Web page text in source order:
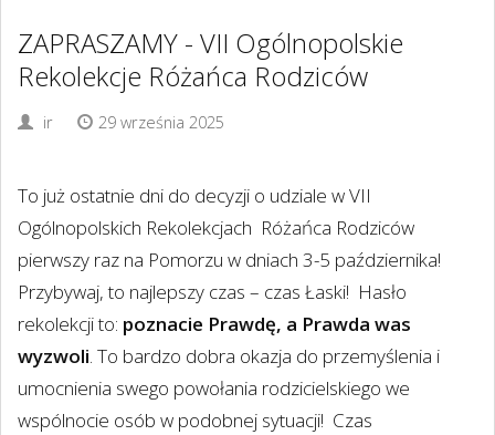
ZAPRASZAMY - VII Ogólnopolskie
Rekolekcje Różańca Rodziców
ir 29 września 2025
To już ostatnie dni do decyzji o udziale w VII
Ogólnopolskich Rekolekcjach Różańca Rodziców
pierwszy raz na Pomorzu w dniach 3-5 października!
Przybywaj, to najlepszy czas – czas Łaski! Hasło
rekolekcji to: poznacie Prawdę, a Prawda was
wyzwoli. To bardzo dobra okazja do przemyślenia i
umocnienia swego powołania rodzicielskiego we
wspólnocie osób w podobnej sytuacji! Czas